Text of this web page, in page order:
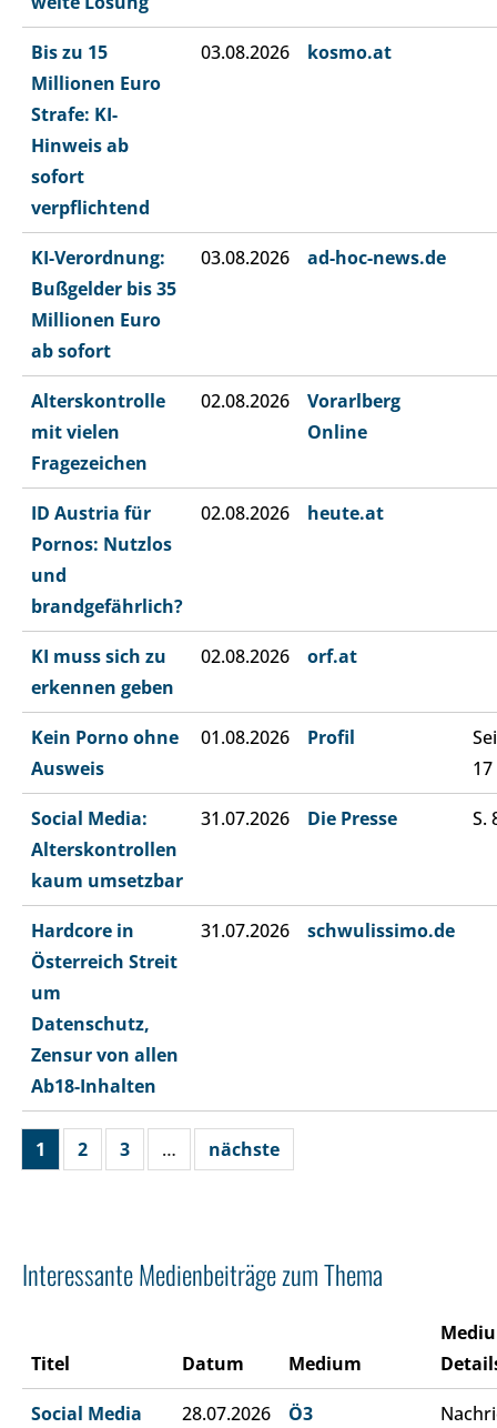
Bis zu 15
Millionen Euro
Strafe: KI-
Hinweis ab
sofort
verpflichtend
03.08.2026 kosmo.at
KI-Verordnung:
Bußgelder bis 35
Millionen Euro
ab sofort
03.08.2026 ad-hoc-news.de
Alterskontrolle
mit vielen
Fragezeichen
02.08.2026
Vorarlberg
Online
ID Austria für
Pornos: Nutzlos
und
brandgefährlich?
02.08.2026 heute.at
KI muss sich zu
erkennen geben
02.08.2026 orf.at
Kein Porno ohne
Ausweis
01.08.2026 Profil
17
Social Media:
Alterskontrollen
kaum umsetzbar
31.07.2026 Die Presse S.
Hardcore in
Österreich Streit
um
Datenschutz,
Zensur von allen
Ab18-Inhalten
31.07.2026 schwulissimo.de
1 2 3 … nächste
Interessante Medienbeiträge zum Thema
Titel Datum Medium
Social Media
28.07.2026 Ö3